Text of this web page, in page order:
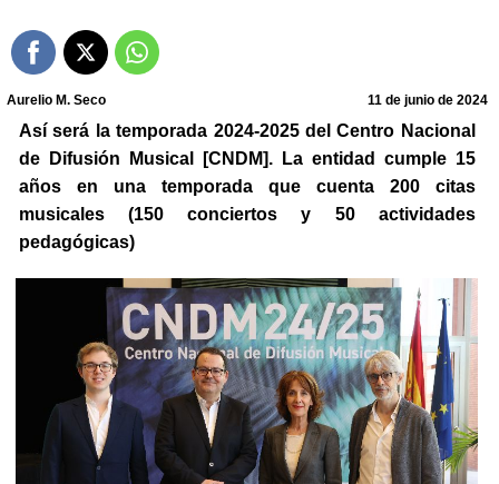
Aurelio M. Seco 11 de junio de 2024
Así será la temporada 2024-2025 del Centro Nacional
de Difusión Musical [CNDM]. La entidad cumple 15
años en una temporada que cuenta 200 citas
musicales (150 conciertos y 50 actividades
pedagógicas)